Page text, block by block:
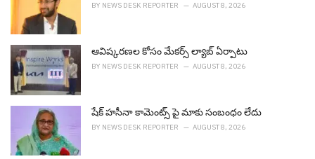
:
BY NEWS DESK REPORTER AUGUST 8, 2026
ఆవిష్క‌ర‌ణ‌ల కోసం మేక‌ర్స్ ల్యాబ్ ఏర్పాటు
BY NEWS DESK REPORTER AUGUST 8, 2026
షేక్ హ‌సీనా కామెంట్స్ పై మాకు సంబంధం లేదు
BY NEWS DESK REPORTER AUGUST 8, 2026